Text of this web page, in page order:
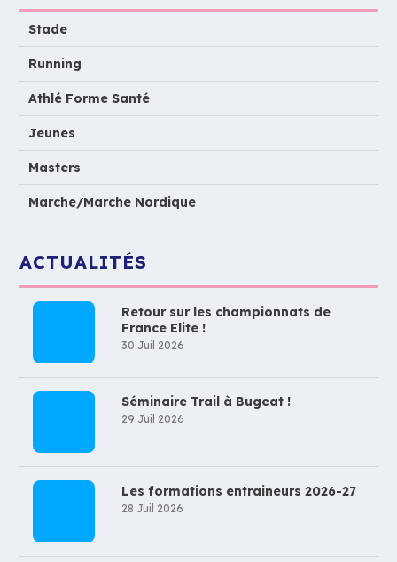
Stade
Running
Athlé Forme Santé
Jeunes
Masters
Marche/Marche Nordique
ACTUALITÉS
Retour sur les championnats de
France Elite !
30 Juil 2026
Séminaire Trail à Bugeat !
29 Juil 2026
Les formations entraineurs 2026-27
28 Juil 2026